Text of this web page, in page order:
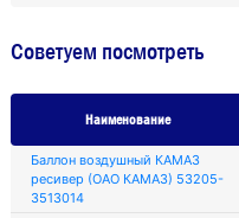
Советуем посмотреть
Наименование
Баллон воздушный КАМАЗ
ресивер (ОАО КАМАЗ) 53205-
3513014